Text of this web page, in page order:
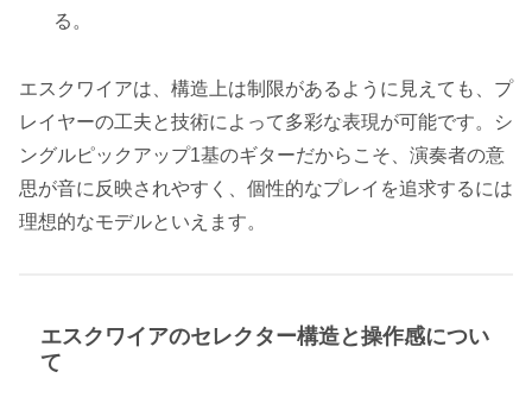
る。
エスクワイアは、構造上は制限があるように見えても、プ
レイヤーの工夫と技術によって多彩な表現が可能です。シ
ングルピックアップ1基のギターだからこそ、演奏者の意
思が音に反映されやすく、個性的なプレイを追求するには
理想的なモデルといえます。
エスクワイアのセレクター構造と操作感につい
て